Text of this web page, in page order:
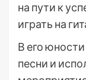
на пути к
играть на
В его
песни и